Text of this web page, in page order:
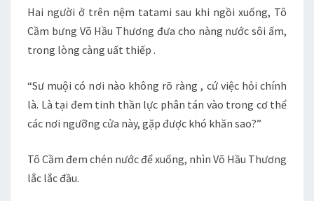
Hai người ở trên nệm tatami sau khi ngồi xuống, Tô
Cầm bưng Võ Hầu Thương đưa cho nàng nước sôi ấm,
trong lòng càng uất thiếp .
“Sư muội có nơi nào không rõ ràng , cứ việc hỏi chính
là. Là tại đem tinh thần lực phân tán vào trong cơ thể
các nơi ngưỡng cửa này, gặp được khó khăn sao?”
Tô Cầm đem chén nước để xuống, nhìn Võ Hầu Thương
lắc lắc đầu.